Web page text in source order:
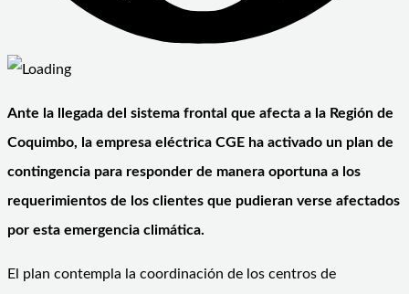
Ante la llegada del sistema frontal que afecta a la Región de
Coquimbo, la empresa eléctrica CGE ha activado un plan de
contingencia para responder de manera oportuna a los
requerimientos de los clientes que pudieran verse afectados
por esta emergencia climática.
El plan contempla la coordinación de los centros de